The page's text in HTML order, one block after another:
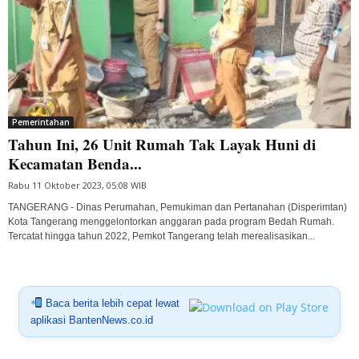
Pemerintahan
Tahun Ini, 26 Unit Rumah Tak Layak Huni di
Kecamatan Benda...
Rabu 11 Oktober 2023, 05:08 WIB
TANGERANG - Dinas Perumahan, Pemukiman dan Pertanahan (Disperimtan)
Kota Tangerang menggelontorkan anggaran pada program Bedah Rumah.
Tercatat hingga tahun 2022, Pemkot Tangerang telah merealisasikan...
Baca berita lebih cepat lewat
aplikasi BantenNews.co.id